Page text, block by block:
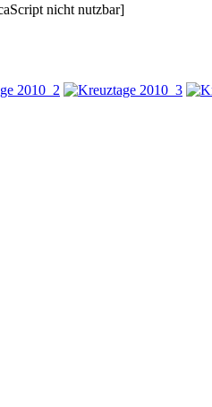
nicht nutzbar]